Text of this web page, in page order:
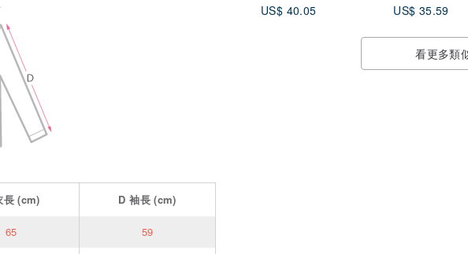
US$ 40.05
US$ 35.59
看更多類
長(cm) D袖長(cm)
65 59